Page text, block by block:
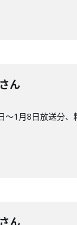
ん
1月8日放送分、
ん